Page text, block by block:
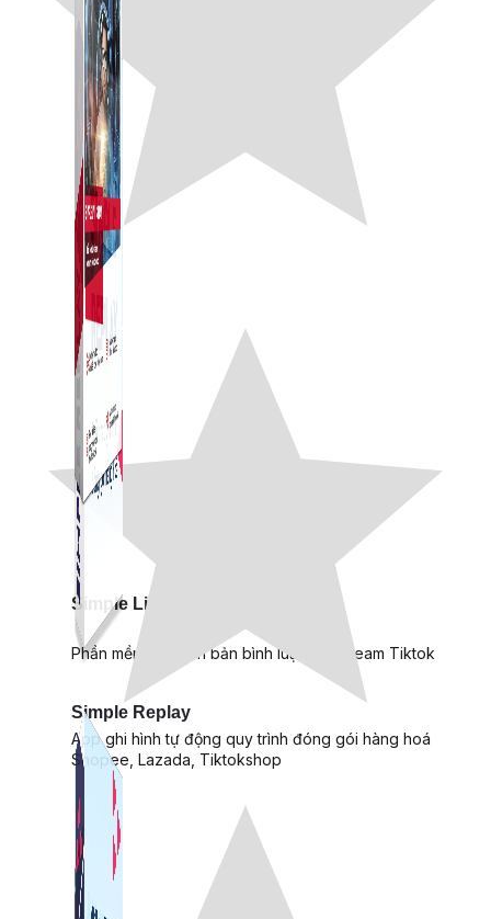
Simple Replay
App ghi hình tự động quy trình đóng gói hàng hoá
Shopee, Lazada, Tiktokshop
Simple Live
Phần mềm tạo kịch bản bình luận livestream Tiktok